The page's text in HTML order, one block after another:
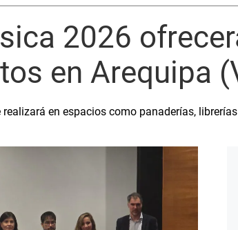
2026
en Arequipa
en espacios como panaderías, librerías